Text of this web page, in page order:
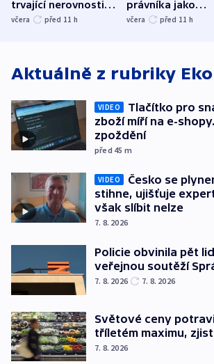
trvající nerovnosti i
společenskou
včera před 11 h
právníka jako
ministra
včera před 11 h
Aktuálně z rubriky
VIDEO
Tlačítko pro
zboží míří na e-
zpoždění
před 45 m
VIDEO
Česko se
stihne, ujišťuje
však slíbit nelze
7. 8. 2026
Policie obvinila pět
veřejnou soutěží
7. 8. 2026 7. 8. 2026
Světové ceny
tříletém maximu,
7. 8. 2026